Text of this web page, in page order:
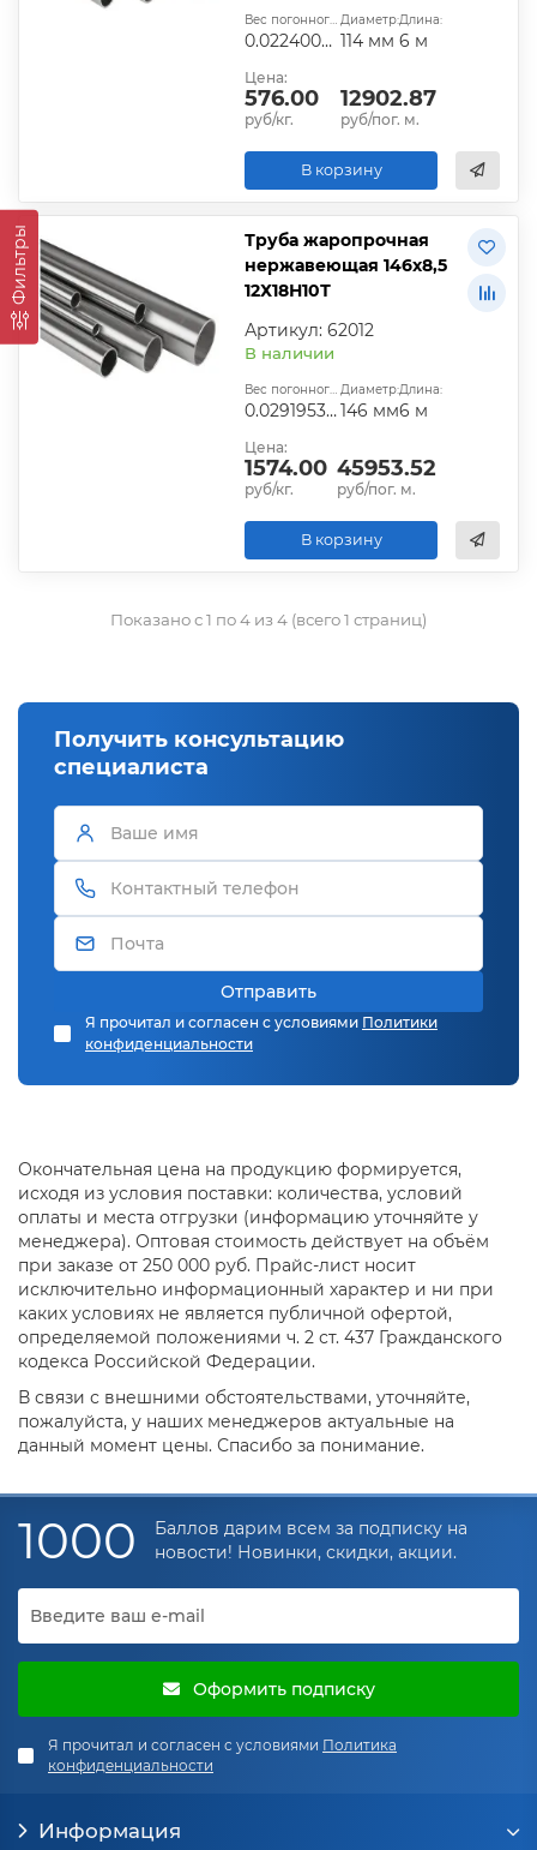
Фильтры
Вес погонного метра, т.:
0.022400815
Диаметр:
114 мм
Длина:
6 м
Цена:
576.00
руб/кг.
12902.87
руб/пог. м.
В корзину
Труба жаропрочная
нержавеющая 146х8,5
12Х18Н10Т
Артикул: 62012
В наличии
Вес погонного метра, т.:
0.029195375
Диаметр:
146 мм
Длина:
6 м
Цена:
1574.00
руб/кг.
45953.52
руб/пог. м.
В корзину
Показано с 1 по 4 из 4 (всего 1 страниц)
Получить консультацию
специалиста
Отправить
Я прочитал и согласен с условиями Политики
конфиденциальности
Окончательная цена на продукцию формируется,
исходя из условия поставки: количества, условий
оплаты и места отгрузки (информацию уточняйте у
менеджера). Оптовая стоимость действует на объём
при заказе от 250 000 руб. Прайс-лист носит
исключительно информационный характер и ни при
каких условиях не является публичной офертой,
определяемой положениями ч. 2 ст. 437 Гражданского
кодекса Российской Федерации.
В связи с внешними обстоятельствами, уточняйте,
пожалуйста, у наших менеджеров актуальные на
данный момент цены. Спасибо за понимание.
1000
Баллов дарим всем за подписку на
новости! Новинки, скидки, акции.
Оформить подписку
Я прочитал и согласен с условиями Политика
конфиденциальности
Информация